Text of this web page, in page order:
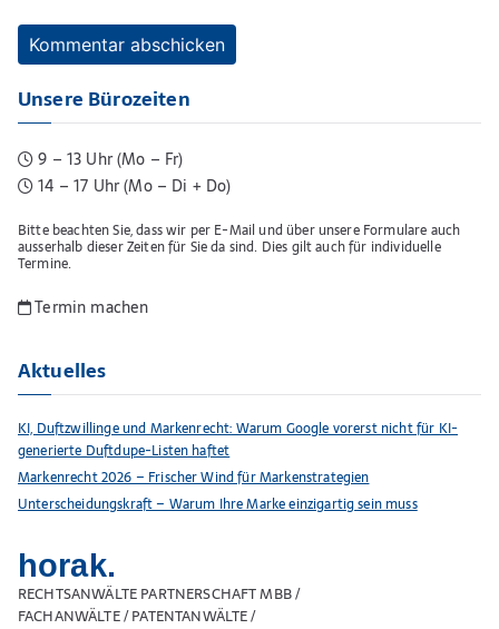
Unsere Bürozeiten
9 – 13 Uhr (Mo – Fr)
14 – 17 Uhr (Mo – Di + Do)
Bitte beachten Sie, dass wir per E-Mail und über unsere Formulare auch
ausserhalb dieser Zeiten für Sie da sind. Dies gilt auch für individuelle
Termine.
Termin machen
Aktuelles
KI, Duftzwillinge und Markenrecht: Warum Google vorerst nicht für KI-
generierte Duftdupe-Listen haftet
Markenrecht 2026 – Frischer Wind für Markenstrategien
Unterscheidungskraft – Warum Ihre Marke einzigartig sein muss
horak.
RECHTSANWÄLTE PARTNERSCHAFT MBB /
FACHANWÄLTE / PATENTANWÄLTE /